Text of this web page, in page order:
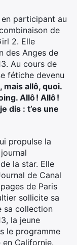
en participant au
de
2. Elle
des Anges de
Au cours de
fétiche devenu
mais allô, quoi.
Allô ! Allô !
dis : t’es une
propulse la
la star. Elle
de Canal
de Paris
sollicite sa
sa collection
la jeune
le programme
Californie.